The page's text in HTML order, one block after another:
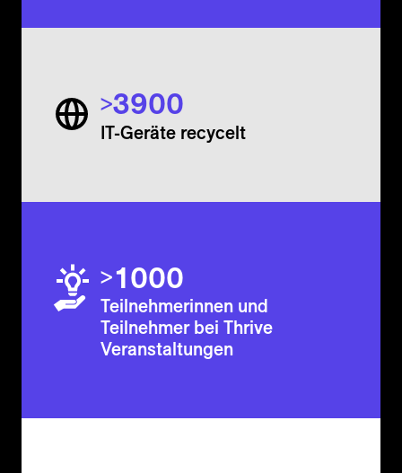
>3900
IT-Geräte recycelt
> 1000
Teilnehmerinnen und
Teilnehmer bei Thrive
Veranstaltungen